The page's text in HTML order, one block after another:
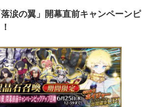
落涙の翼」開幕直前キャンペーンピ